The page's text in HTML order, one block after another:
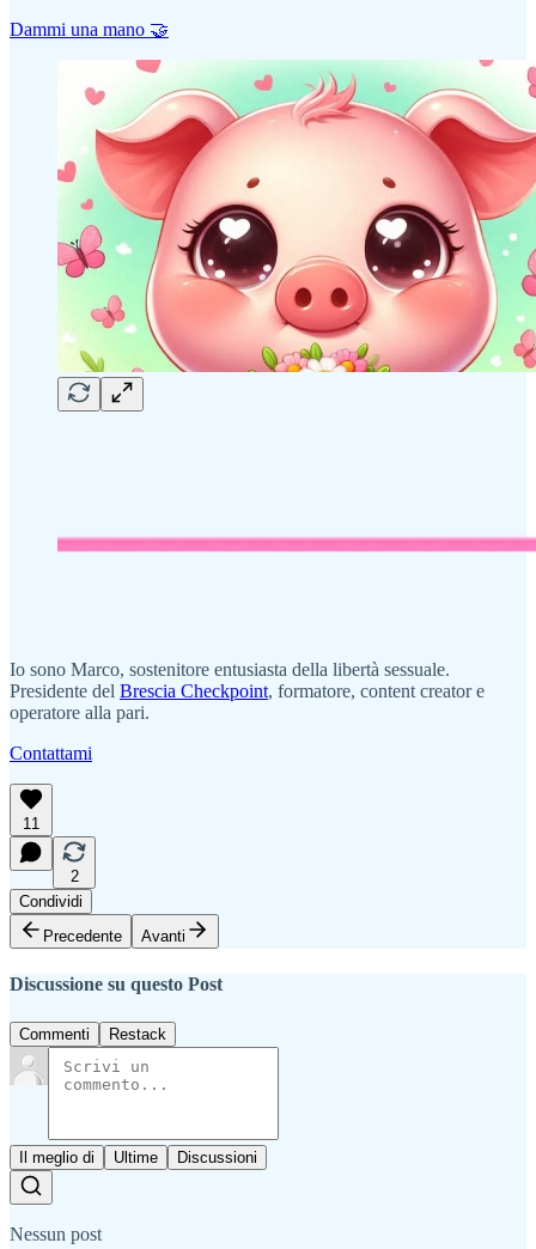
Dammi una mano 🤝
Io sono Marco, sostenitore entusiasta della libertà sessuale.
Presidente del Brescia Checkpoint, formatore, content creator e
operatore alla pari.
Contattami
11
2
Condividi
Precedente
Avanti
Discussione su questo Post
Commenti Restack
Il meglio di Ultime Discussioni
Nessun post